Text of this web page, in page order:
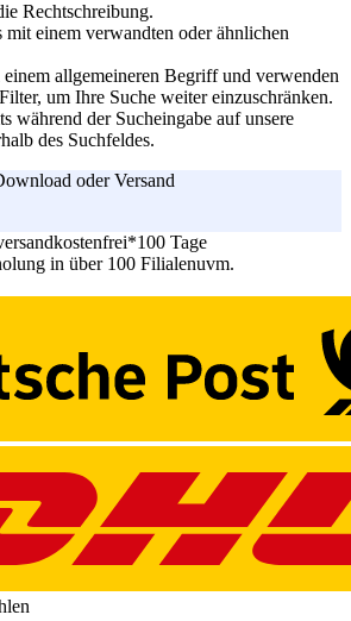
Rechtschreibung.
mit einem verwandten oder ähnlichen
einem allgemeineren Begriff und verwenden
um Ihre Suche weiter einzuschränken.
während der Sucheingabe auf unsere
des Suchfeldes.
oder Versand
100 Tage
in über 100 Filialenuvm.